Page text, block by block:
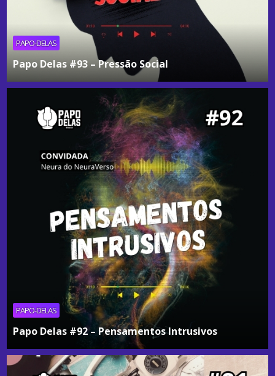
PAPO-DELAS
Papo Delas #93 – Pressão Social
PAPO-DELAS
Papo Delas #92 – Pensamentos Intrusivos